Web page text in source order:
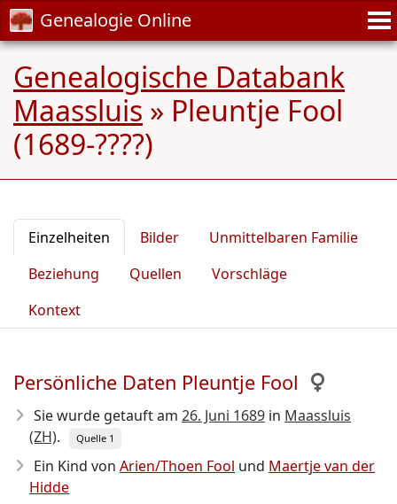
Genealogie Online
Genealogische Databank
Maassluis » Pleuntje Fool
(1689-????)
Einzelheiten Bilder
Unmittelbaren Familie
Beziehung
Quellen
Vorschläge
Kontext
Persönliche Daten Pleuntje Fool
Sie wurde getauft am 26. Juni 1689 in Maassluis
(ZH). Quelle 1
Ein Kind von Arien/Thoen Fool und Maertje van der
Hidde